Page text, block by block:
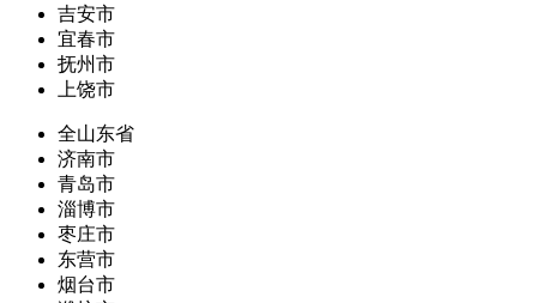
吉安市
宜春市
抚州市
上饶市
全山东省
济南市
青岛市
淄博市
枣庄市
东营市
烟台市